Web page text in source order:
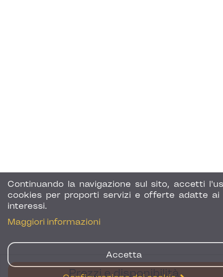
Prezzi e disponibilità
Continuando la navigazione sul sito, accetti
cookies per proporti servizi e offerte adatte ai
interessi.
Maggiori informazioni
Accetta